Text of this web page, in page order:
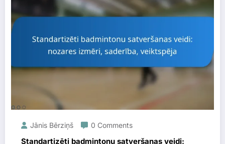
Jānis Bērziņš 0 Comments
Standartizēti badmintonu satveršanas veidi: